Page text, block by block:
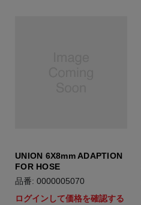
UNION 6X8mm ADAPTION
FOR HOSE
品番: 0000005070
ログインして価格を確認する